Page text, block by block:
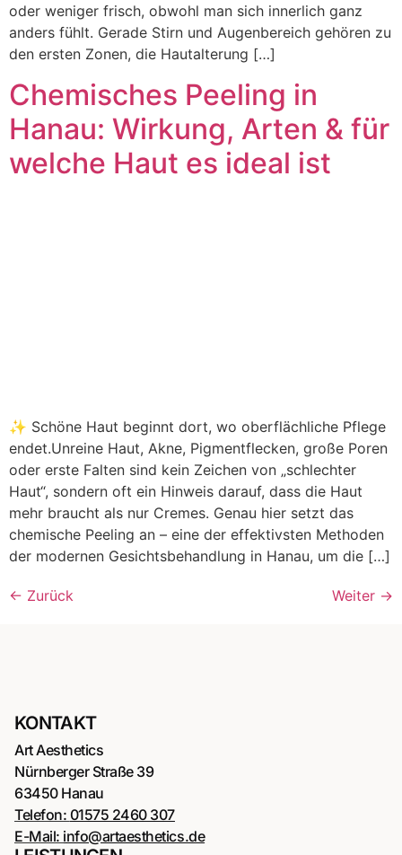
oder weniger frisch, obwohl man sich innerlich ganz
anders fühlt. Gerade Stirn und Augenbereich gehören zu
den ersten Zonen, die Hautalterung […]
Chemisches Peeling in
Hanau: Wirkung, Arten & für
welche Haut es ideal ist
✨ Schöne Haut beginnt dort, wo oberflächliche Pflege
endet.Unreine Haut, Akne, Pigmentflecken, große Poren
oder erste Falten sind kein Zeichen von „schlechter
Haut“, sondern oft ein Hinweis darauf, dass die Haut
mehr braucht als nur Cremes. Genau hier setzt das
chemische Peeling an – eine der effektivsten Methoden
der modernen Gesichtsbehandlung in Hanau, um die […]
← Zurück Weiter →
KONTAKT
Art Aesthetics
Nürnberger Straße 39
63450 Hanau
Telefon: 01575 2460 307
E-Mail: info@artaesthetics.de